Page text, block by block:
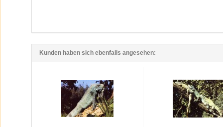
Kunden haben sich ebenfalls angesehen: